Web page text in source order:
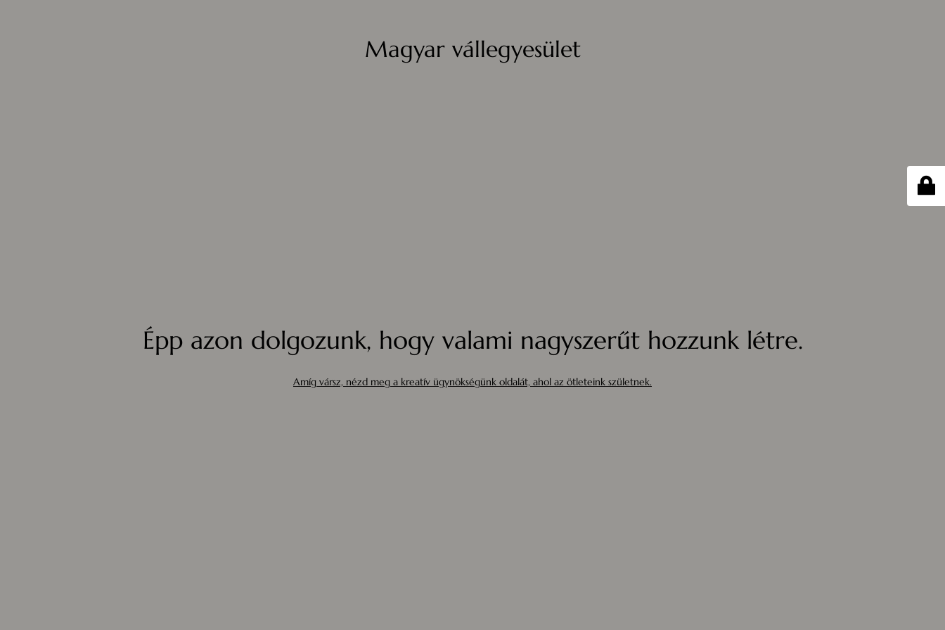
Magyar vállegyesület
Épp azon dolgozunk, hogy valami nagyszerűt hozzunk létre.
Amíg vársz, nézd meg a kreatív ügynökségünk oldalát, ahol az ötleteink születnek.